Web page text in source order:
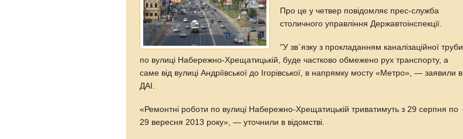
Про це у четвер повідомляє прес-служба
столичного управління Державтоінспекції.
"У зв`язку з прокладанням каналізаційної труби
по вулиці Набережно-Хрещатицькій, буде частково обмежено рух транспорту, а
саме від вулиці Андріївської до Ігорівської, в напрямку мосту «Метро», — заявили в
ДАІ.
«Ремонтні роботи по вулиці Набережно-Хрещатицькій триватимуть з 29 серпня по
29 вересня 2013 року», — уточнили в відомстві.